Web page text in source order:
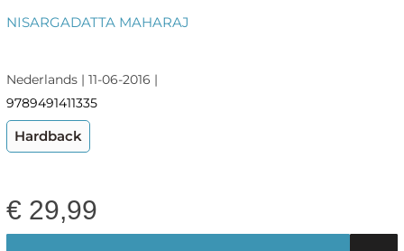
NISARGADATTA MAHARAJ
Nederlands | 11-06-2016 |
9789491411335
Hardback
€ 29,99